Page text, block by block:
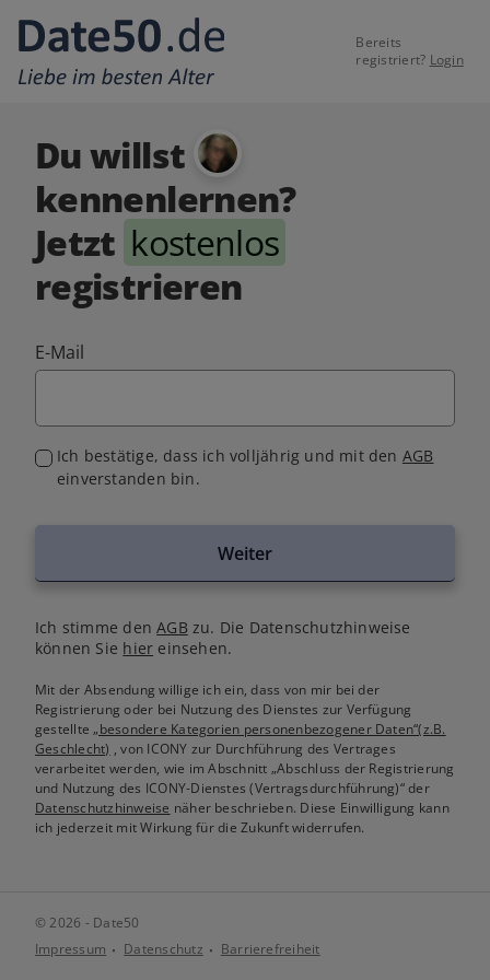
Bereits
registriert? Login
Du willst
kennenlernen?
Jetzt kostenlos
registrieren
E-Mail
Ich bestätige, dass ich volljährig und mit den AGB
einverstanden bin.
Weiter
Ich stimme denAGB zu. Die Datenschutzhinweise
können Sie hier einsehen.
Mit der Absendung willige ich ein, dass von mir bei der
Registrierung oder bei Nutzung des Dienstes zur Verfügung
gestellte„besondere Kategorien personenbezogener Daten“(z.B.
Geschlecht) , von ICONY zur Durchführung des Vertrages
verarbeitet werden, wie im Abschnitt „Abschluss der Registrierung
und Nutzung des ICONY-Dienstes (Vertragsdurchführung)“ der
Datenschutzhinweise näher beschrieben. Diese Einwilligung kann
ich jederzeit mit Wirkung für die Zukunft widerrufen.
© 2026 - Date50
Impressum
Datenschutz Barrierefreiheit